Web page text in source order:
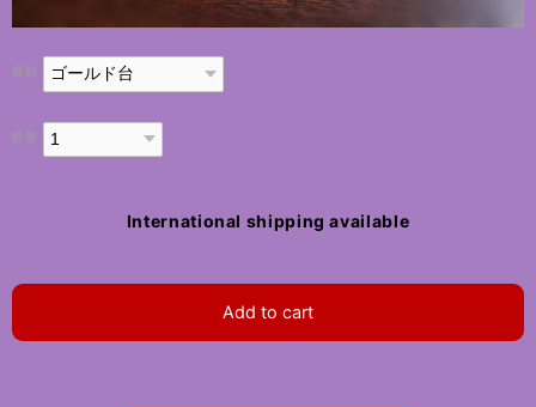
種類
数量
International shipping available
Add to cart